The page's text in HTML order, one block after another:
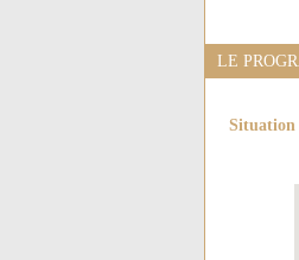
LE
Situation